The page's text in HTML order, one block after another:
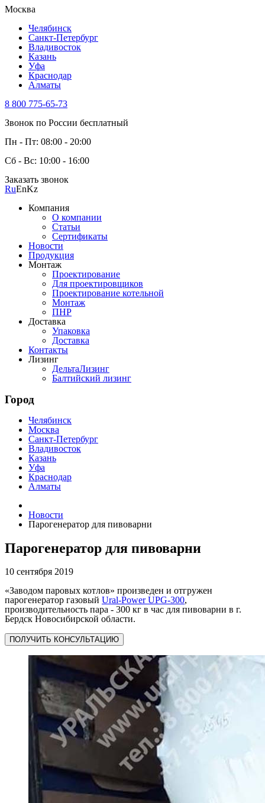
Москва
Челябинск
Санкт-Петербург
Владивосток
Казань
Уфа
Краснодар
Алматы
8 800 775-65-73
Звонок по России бесплатный
Пн - Пт: 08:00 - 20:00
Сб - Вс: 10:00 - 16:00
Заказать звонок
RuEnKz
Компания
О компании
Статьи
Сертификаты
Новости
Продукция
Монтаж
Проектирование
Для проектировщиков
Проектирование котельной
Монтаж
ПНР
Доставка
Упаковка
Доставка
Контакты
Лизинг
ДельтаЛизинг
Балтийский лизинг
Город
Челябинск
Москва
Санкт-Петербург
Владивосток
Казань
Уфа
Краснодар
Алматы
Новости
Парогенератор для пивоварни
Парогенератор для пивоварни
10 сентября 2019
«Заводом паровых котлов» произведен и отгружен
парогенератор газовый Ural-Power UPG-300,
производительность пара - 300 кг в час для пивоварни в г.
Бердск Новосибирской области.
ПОЛУЧИТЬ КОНСУЛЬТАЦИЮ